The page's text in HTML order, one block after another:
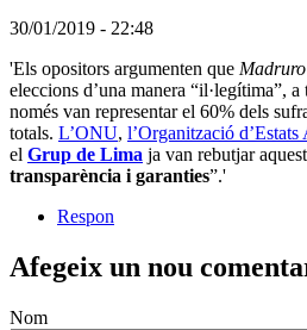
(Usuari
registrat)
30/01/2019 - 22:48
'Els opositors argumenten que Madruro
eleccions d’una manera “il·legítima”,
només van representar el 60% dels
totals. L’ONU, l’Organització d’Estats
el Grup de Lima ja van rebutjar
transparència i garanties”.'
Respon
Afegeix un nou
Nom